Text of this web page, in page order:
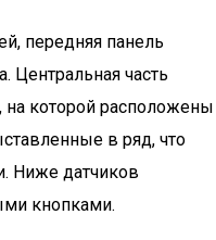
передняя панель
Центральная часть
которой расположены
в ряд, что
Ниже датчиков
кнопками.